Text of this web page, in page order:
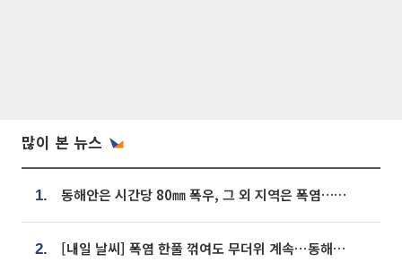
많이 본 뉴스
1. 동해안은 시간당 80㎜ 폭우, 그 외 지역은 폭염…‘극과 극 날씨’
2. [내일 날씨] 폭염 한풀 꺾여도 무더위 계속⋯동해안 이틀 연속 비